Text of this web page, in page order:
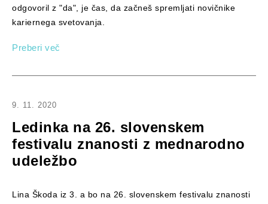
odgovoril z "da", je čas, da začneš spremljati novičnike
kariernega svetovanja.
Preberi več
9. 11. 2020
Ledinka na 26. slovenskem
festivalu znanosti z mednarodno
udeležbo
Lina Škoda iz 3. a bo na 26. slovenskem festivalu znanosti